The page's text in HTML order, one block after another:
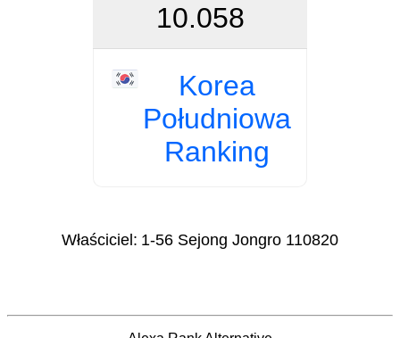
10.058
Korea
Południowa
Ranking
Właściciel: 1-56 Sejong Jongro 110820